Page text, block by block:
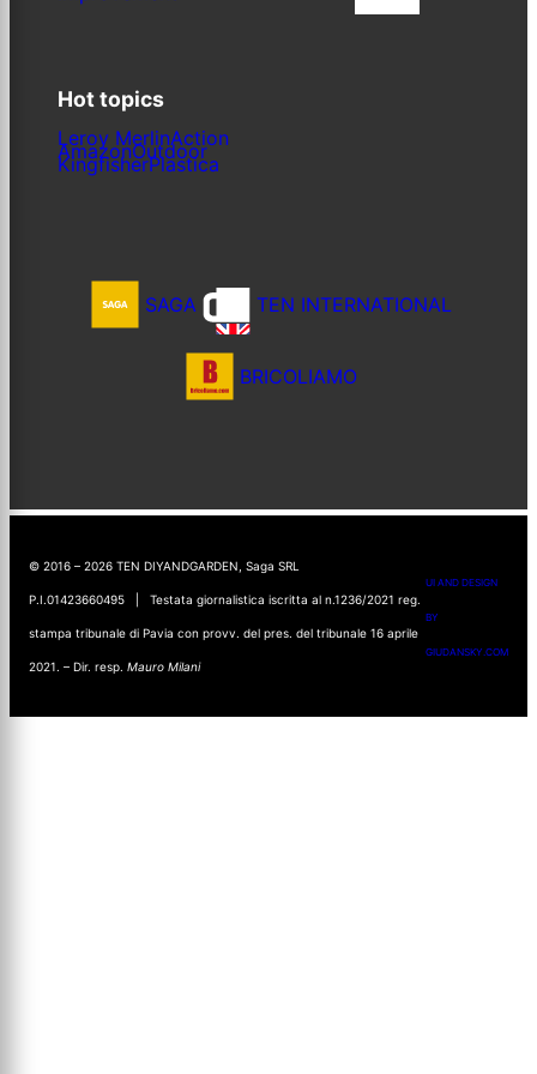
Hot topics
Leroy MerlinAction
AmazonOutdoor
KingfisherPlastica
SAGA TEN INTERNATIONAL
BRICOLIAMO
© 2016 – 2026 TEN DIYANDGARDEN, Saga SRL
P.I.01423660495 | Testata giornalistica iscritta al n.1236/2021 reg.
stampa tribunale di Pavia con provv. del pres. del tribunale 16 aprile
2021. – Dir. resp. Mauro Milani
UI AND DESIGN
BY
GIUDANSKY.COM